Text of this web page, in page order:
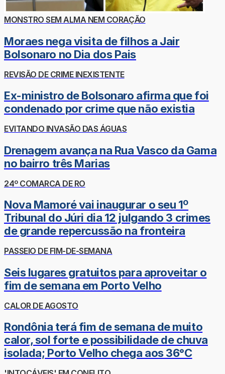
MONSTRO SEM ALMA NEM CORAÇÃO
Moraes nega visita de filhos a Jair
Bolsonaro no Dia dos Pais
REVISÃO DE CRIME INEXISTENTE
Ex-ministro de Bolsonaro afirma que foi
condenado por crime que não existia
EVITANDO INVASÃO DAS ÁGUAS
Drenagem avança na Rua Vasco da Gama
no bairro três Marias
24º COMARCA DE RO
Nova Mamoré vai inaugurar o seu 1º
Tribunal do Júri dia 12 julgando 3 crimes
de grande repercussão na fronteira
PASSEIO DE FIM-DE-SEMANA
Seis lugares gratuitos para aproveitar o
fim de semana em Porto Velho
CALOR DE AGOSTO
Rondônia terá fim de semana de muito
calor, sol forte e possibilidade de chuva
isolada; Porto Velho chega aos 36°C